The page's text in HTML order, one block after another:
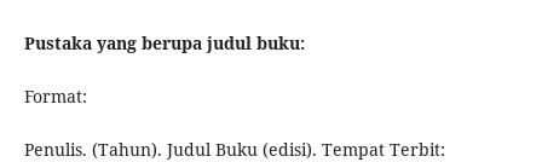
Pustaka yang berupa judul buku:
Format:
Penulis. (Tahun). Judul Buku (edisi). Tempat Terbit: